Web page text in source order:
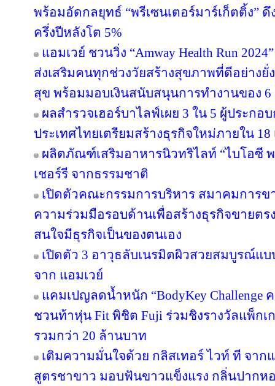
พร้อมอัดกลยุทธ์ “พรีเซนเตอร์มาร์เก็ตติ้ง”
ครึ่งปีหลังโต 5%
แอมเวย์ ชวนวิ่ง “Amway Health Run
ส่งเสริมคนทุกช่วงวัยสร้างสุขภาพที่ดีอย่าง
สุข พร้อมมอบเงินสนับสนุนการทำงานของ
ผลสำรวจเฮอร์บาไลฟ์เผย 3 ใน 5 ผู้ประกอ
ประเทศไทยเตรียมสร้างธุรกิจใหม่ภายใน 18
ผลิตภัณฑ์เสริมอาหารนิวทริไลท์ “ไบโอซี
เชอร์รี จากธรรมชาติ
เปิดตัวคณะกรรมการบริหาร สมาคมการ
ความร่วมมือรอบด้านเพื่อสร้างธุรกิจขายตร
สนใจมีธุรกิจเป็นของตนเอง
เปิดตัว 3 อาวุธลับเนรมิตผิวสวยสมบูรณ์แบ
จาก แอมเวย์
แคมเปญลดน้ำหนัก “BodyKey Challenge
ชวนท้าหุ่น Fit พิชิต Fuji ร่วมชิงรางวัลแพ็กเ
รวมกว่า 20 ล้านบาท
เติมความมั่นใจด้วย กลิสเทอร์ ไวท์ ที จาก
สูตรชาขาว มอบฟันขาวแข็งแรง กลิ่นปากห